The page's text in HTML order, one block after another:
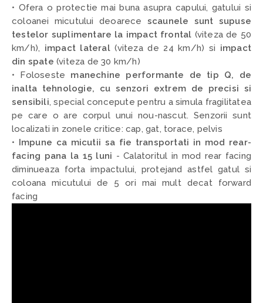
• Ofera o protectie mai buna asupra capului, gatului si
coloanei micutului deoarece scaunele sunt supuse
testelor suplimentare la impact frontal (viteza de 50
km/h), impact lateral(viteza de 24 km/h) si impact
din spate (viteza de 30 km/h)
• Foloseste manechine performante de tip Q, de
inalta tehnologie, cu senzori extrem de precisi si
sensibili, special concepute pentru a simula fragilitatea
pe care o are corpul unui nou-nascut. Senzorii sunt
localizati in zonele critice: cap, gat, torace, pelvis
• Impune ca micutii sa fie transportati in mod rear-
facing pana la 15 luni - Calatoritul in mod rear facing
diminueaza forta impactului, protejand astfel gatul si
coloana micutului de 5 ori mai mult decat forward
facing